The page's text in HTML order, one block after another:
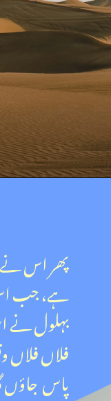
پھر اس نے
ہے، جب
بہلول نے
فلاں
پاس جاؤں